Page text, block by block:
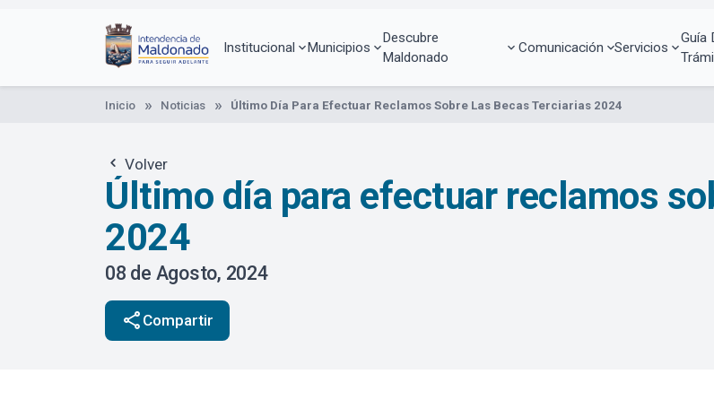
Institucional Municipios
Descubre
Maldonado
Comunicación Servicios
Guía
Inicio Noticias Último Día Para Efectuar Reclamos Sobre Las Becas Terciarias 2024
Volver
Último día para efectuar reclamos
2024
08 de Agosto, 2024
share Compartir